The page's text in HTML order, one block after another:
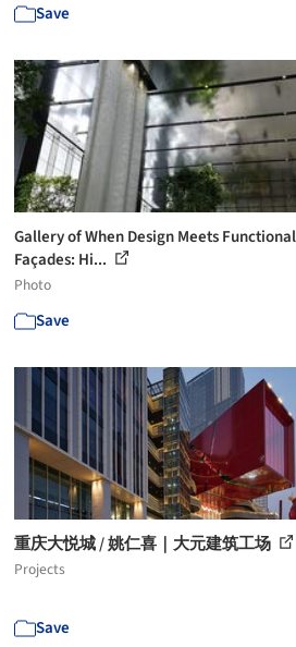
Save
Gallery of When Design Meets
Façades: Hi...
Photo
Save
重庆大悦城 / 姚仁喜｜大元建筑工场
Projects
Save